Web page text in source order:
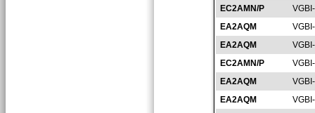
EC2AMN/P
EA2AQM
EA2AQM
EC2AMN/P
EA2AQM
EA2AQM